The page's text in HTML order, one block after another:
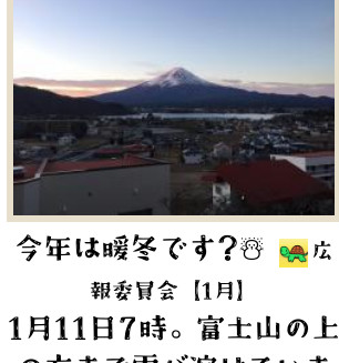
今年は暖冬です?☃️
広
報委員会【1月】
1月11日7時。富士山の上